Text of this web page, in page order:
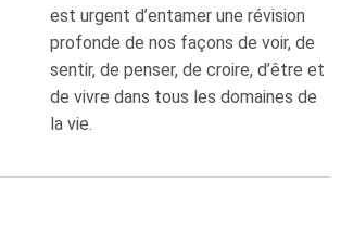
est urgent d’entamer une révision
profonde de nos façons de voir, de
sentir, de penser, de croire, d’être et
de vivre dans tous les domaines de
la vie.